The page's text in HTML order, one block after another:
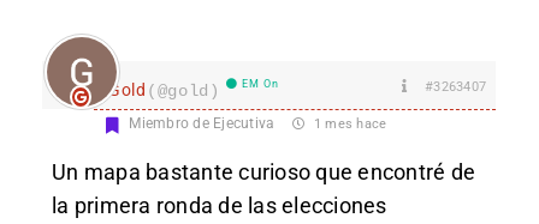
Gold (@gold) EM On #3263407
Miembro de Ejecutiva 1 mes hace
Un mapa bastante curioso que encontré de
la primera ronda de las elecciones